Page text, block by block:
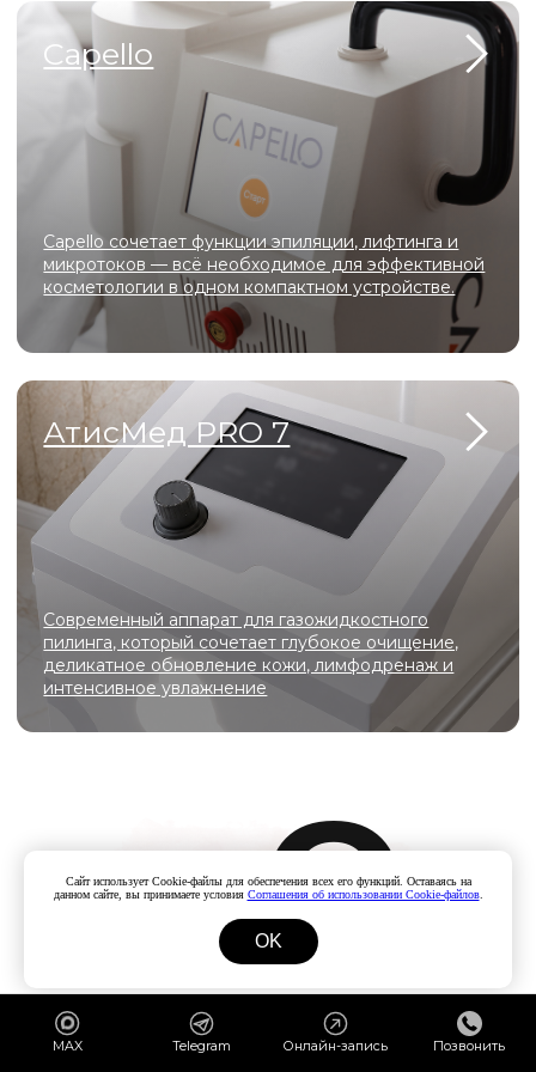
MAX Telegram Онлайн-запись Позвонить
10:00 - 22:00
e-mail
+7 (925) 366-65-55
Телефон
График работы
Московская область, г.о. Ленинский, рп.
Дрожжино, ул. Южная, д. 16к2
Адрес
ООО «ЦЕНТР КРАСОТЫ
И КОСМЕТОЛОГИИ ЭЛИССА»
Сайт использует Cookie-файлы для обеспечения всех его функций. Оставаясь на
данном сайте, вы принимаете условия Соглашения об использовании Cookie-файлов.
OK